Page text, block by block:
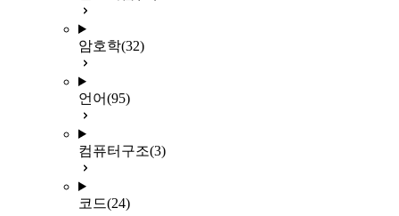
암호학(32)
언어(95)
컴퓨터구조(3)
코드(24)